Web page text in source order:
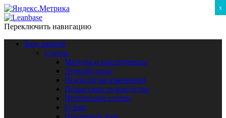
Переключить навигацию
База знаний
Статьи
Методы и инструменты
Лучший опыт
Психология изменений
Пошаговые руководства
Интересные статьи
O lean
Принципы lean
x